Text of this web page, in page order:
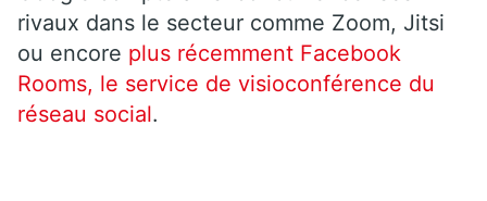
rivaux dans le secteur comme Zoom, Jitsi
ou encore plus récemment Facebook
Rooms, le service de visioconférence du
réseau social.